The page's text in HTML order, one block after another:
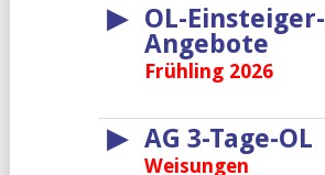
▶
OL-Einsteiger-
Angebote
Frühling 2026
▶ AG 3-Tage-OL
Weisungen